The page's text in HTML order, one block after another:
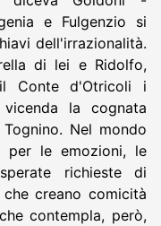
e Fulgenzio si
dell'irrazionalità.
di lei e Ridolfo,
Conte d'Otricoli i
la cognata
Nel mondo
per le emozioni, le
richieste di
creano comicità
contempla, però,